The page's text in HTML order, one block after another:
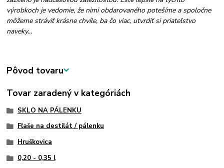
výrobkoch je vedomie, že nimi obdarovaného potešíme a spoločne
môžeme stráviť krásne chvíle, ba čo viac, utvrdiť si priateľstvo
naveky...
Pôvod tovaru
Tovar zaradený v kategóriách
SKLO NA PÁLENKU
Fľaše na destilát / pálenku
Hruškovica
0,20 - 0,35 l